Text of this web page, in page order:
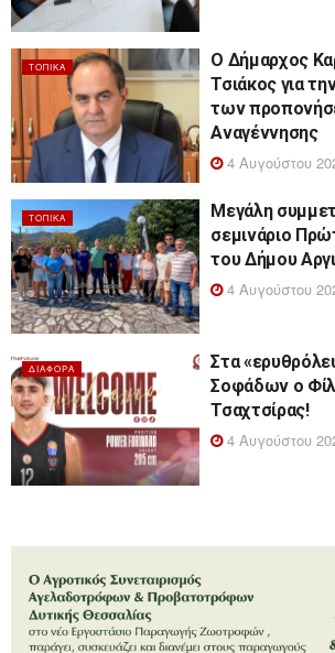
ΤΟΠΙΚΆ
Ο Δήμαρχος
Τσιάκος για
των
Αναγέννησης
4 Αυγούστου
ΤΟΠΙΚΆ
Μεγάλη
σεμινάριο
του Δήμου
4 Αυγούστου
ΔΙΆΦΟΡΑ
Στα
Σοφάδων ο
Τσαχτσίρας!
4 Αυγούστου